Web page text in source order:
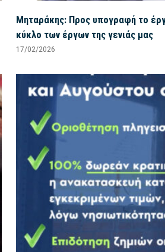
Μηταράκης: Προς υπογραφή το
κύκλο των έργων της γενιάς μας
17/02/2026